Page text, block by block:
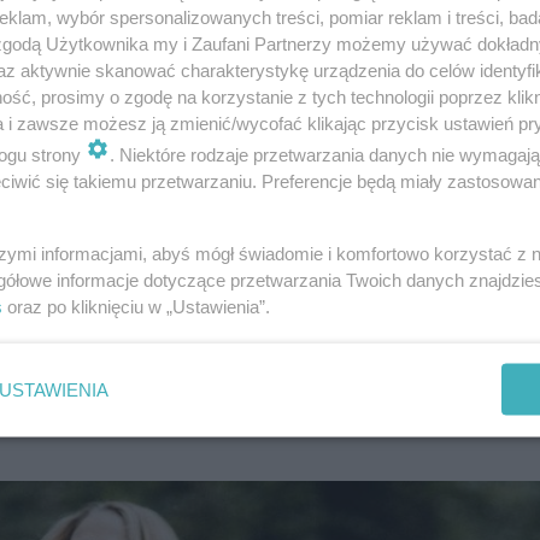
to słowo w najbardziej dramatycznych
znaczy? Znaczenia tego pięknego zwrotu można
być tłumaczone, jako: Dalej, naprzód!, albo Cała
także znalazła się w zestawieniu. To
każdemu bajtlowi, który idzie do szkoły. Klapsznity
wybór spersonalizowanych treści, pomiar reklam i treści,
Użytkownika my i Zaufani Partnerzy możemy używać
aktywnie skanować charakterystykę urządzenia do celów
prosimy o zgodę na korzystanie z tych technologii poprzez
i zawsze możesz ją zmienić/wycofać klikając przycisk ustawień
strony
. Niektóre rodzaje przetwarzania danych nie
się takiemu przetwarzaniu. Preferencje będą miały
informacjami, abyś mógł świadomie i komfortowo korzystać z
informacje dotyczące przetwarzania Twoich danych
oraz po kliknięciu w „Ustawienia”.
USTAWIENIA